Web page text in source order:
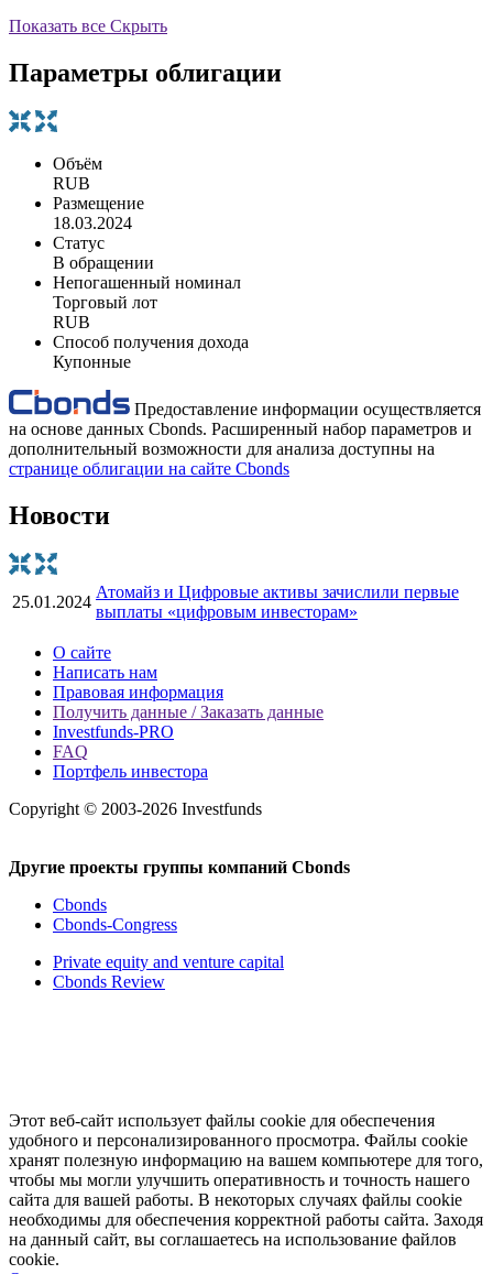
Показать все Скрыть
Параметры облигации
Объём
RUB
Размещение
18.03.2024
Статус
В обращении
Непогашенный номинал
Торговый лот
RUB
Способ получения дохода
Купонные
Предоставление информации осуществляется
на основе данных Cbonds. Расширенный набор параметров и
дополнительный возможности для анализа доступны на
странице облигации на сайте Cbonds
Новости
25.01.2024
Атомайз и Цифровые активы зачислили первые
выплаты «цифровым инвесторам»
О сайте
Написать нам
Правовая информация
Получить данные / Заказать данные
Investfunds-PRO
FAQ
Портфель инвестора
Copyright © 2003-2026 Investfunds
Другие проекты группы компаний Cbonds
Cbonds
Cbonds-Congress
Private equity and venture capital
Cbonds Review
Этот веб-сайт использует файлы cookie для обеспечения
удобного и персонализированного просмотра. Файлы cookie
хранят полезную информацию на вашем компьютере для того,
чтобы мы могли улучшить оперативность и точность нашего
сайта для вашей работы. В некоторых случаях файлы cookie
необходимы для обеспечения корректной работы сайта. Заходя
на данный сайт, вы соглашаетесь на использование файлов
cookie.